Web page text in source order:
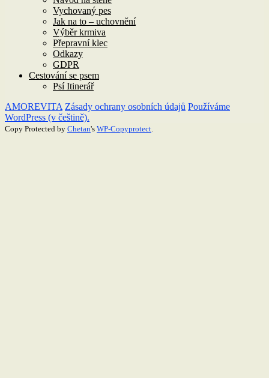
Vychovaný pes
Jak na to – uchovnění
Výběr krmiva
Přepravní klec
Odkazy
GDPR
Cestování se psem
Psí Itinerář
AMOREVITA Zásady ochrany osobních údajů Používáme
WordPress (v češtině).
Copy Protected by Chetan's WP-Copyprotect